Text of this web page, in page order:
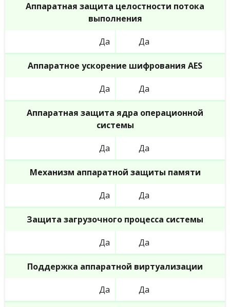
Аппаратная защита целостности потока
выполнения
Да Да
Аппаратное ускорение шифрования AES
Да Да
Аппаратная защита ядра операционной
системы
Да Да
Механизм аппаратной защиты памяти
Да Да
Защита загрузочного процесса системы
Да Да
Поддержка аппаратной виртуализации
Да Да